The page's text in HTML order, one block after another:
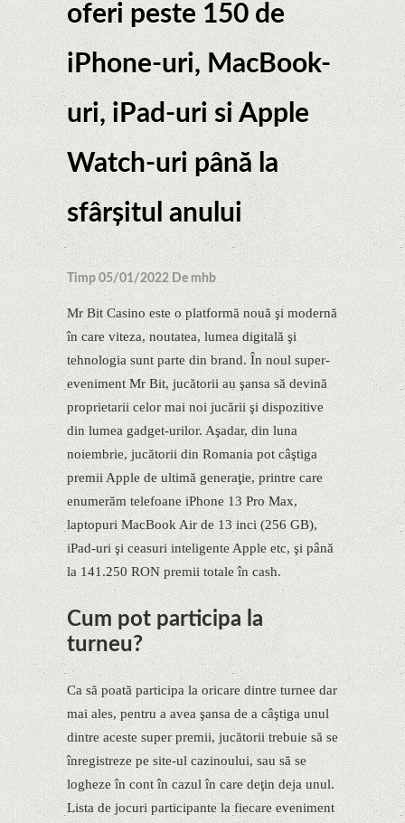
oferi peste 150 de
iPhone-uri, MacBook-
uri, iPad-uri si Apple
Watch-uri până la
sfârşitul anului
Timp 05/01/2022 De mhb
Mr Bit Casino este o platformă nouă şi modernă
în care viteza, noutatea, lumea digitală şi
tehnologia sunt parte din brand. În noul super-
eveniment Mr Bit, jucătorii au şansa să devină
proprietarii celor mai noi jucării şi dispozitive
din lumea gadget-urilor. Aşadar, din luna
noiembrie, jucătorii din Romania pot câştiga
premii Apple de ultimă generaţie, printre care
enumerăm telefoane iPhone 13 Pro Max,
laptopuri MacBook Air de 13 inci (256 GB),
iPad-uri şi ceasuri inteligente Apple etc, şi până
la 141.250 RON premii totale în cash.
Cum pot participa la
turneu?
Ca să poată participa la oricare dintre turnee dar
mai ales, pentru a avea şansa de a câştiga unul
dintre aceste super premii, jucătorii trebuie să se
înregistreze pe site-ul cazinoului, sau să se
logheze în cont în cazul în care deţin deja unul.
Lista de jocuri participante la fiecare eveniment